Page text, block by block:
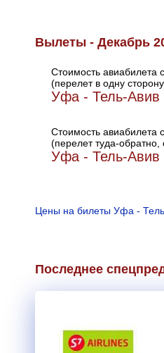
Вылеты - Декабрь
Стоимость авиабилета
(перелет в одну
Уфа - Тель-Авив
Стоимость авиабилета
(перелет туда-
Уфа - Тель-Авив
Цены на билеты Уфа -
Последнее